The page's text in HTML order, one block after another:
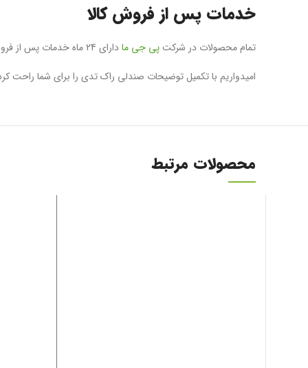
خدمات پس از فروش کالا
تمام محصولات در شرکتپی جی مادارای 24 ماه خدمات پس از فروش می باشد و در بروز مشکل پیگیری می شود .
امیدواریم با تکمیل توضیحات صندلی راک تدی را برای شما راحت
محصولات مرتبط